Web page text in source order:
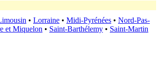
• Lorraine • Midi-Pyrénées • Nord-Pas-
et Miquelon • Saint-Barthélemy • Saint-Martin